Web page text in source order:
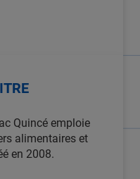
Quincé emploie
alimentaires et
en 2008.